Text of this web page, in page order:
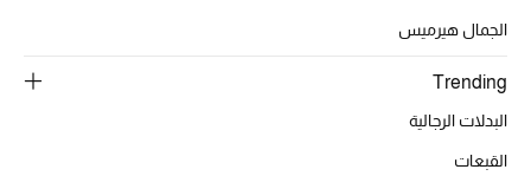
الأثاث
الشراشف
الحمام
الجمال هيرميس
Trending
البدلات الرجالية
القبعات